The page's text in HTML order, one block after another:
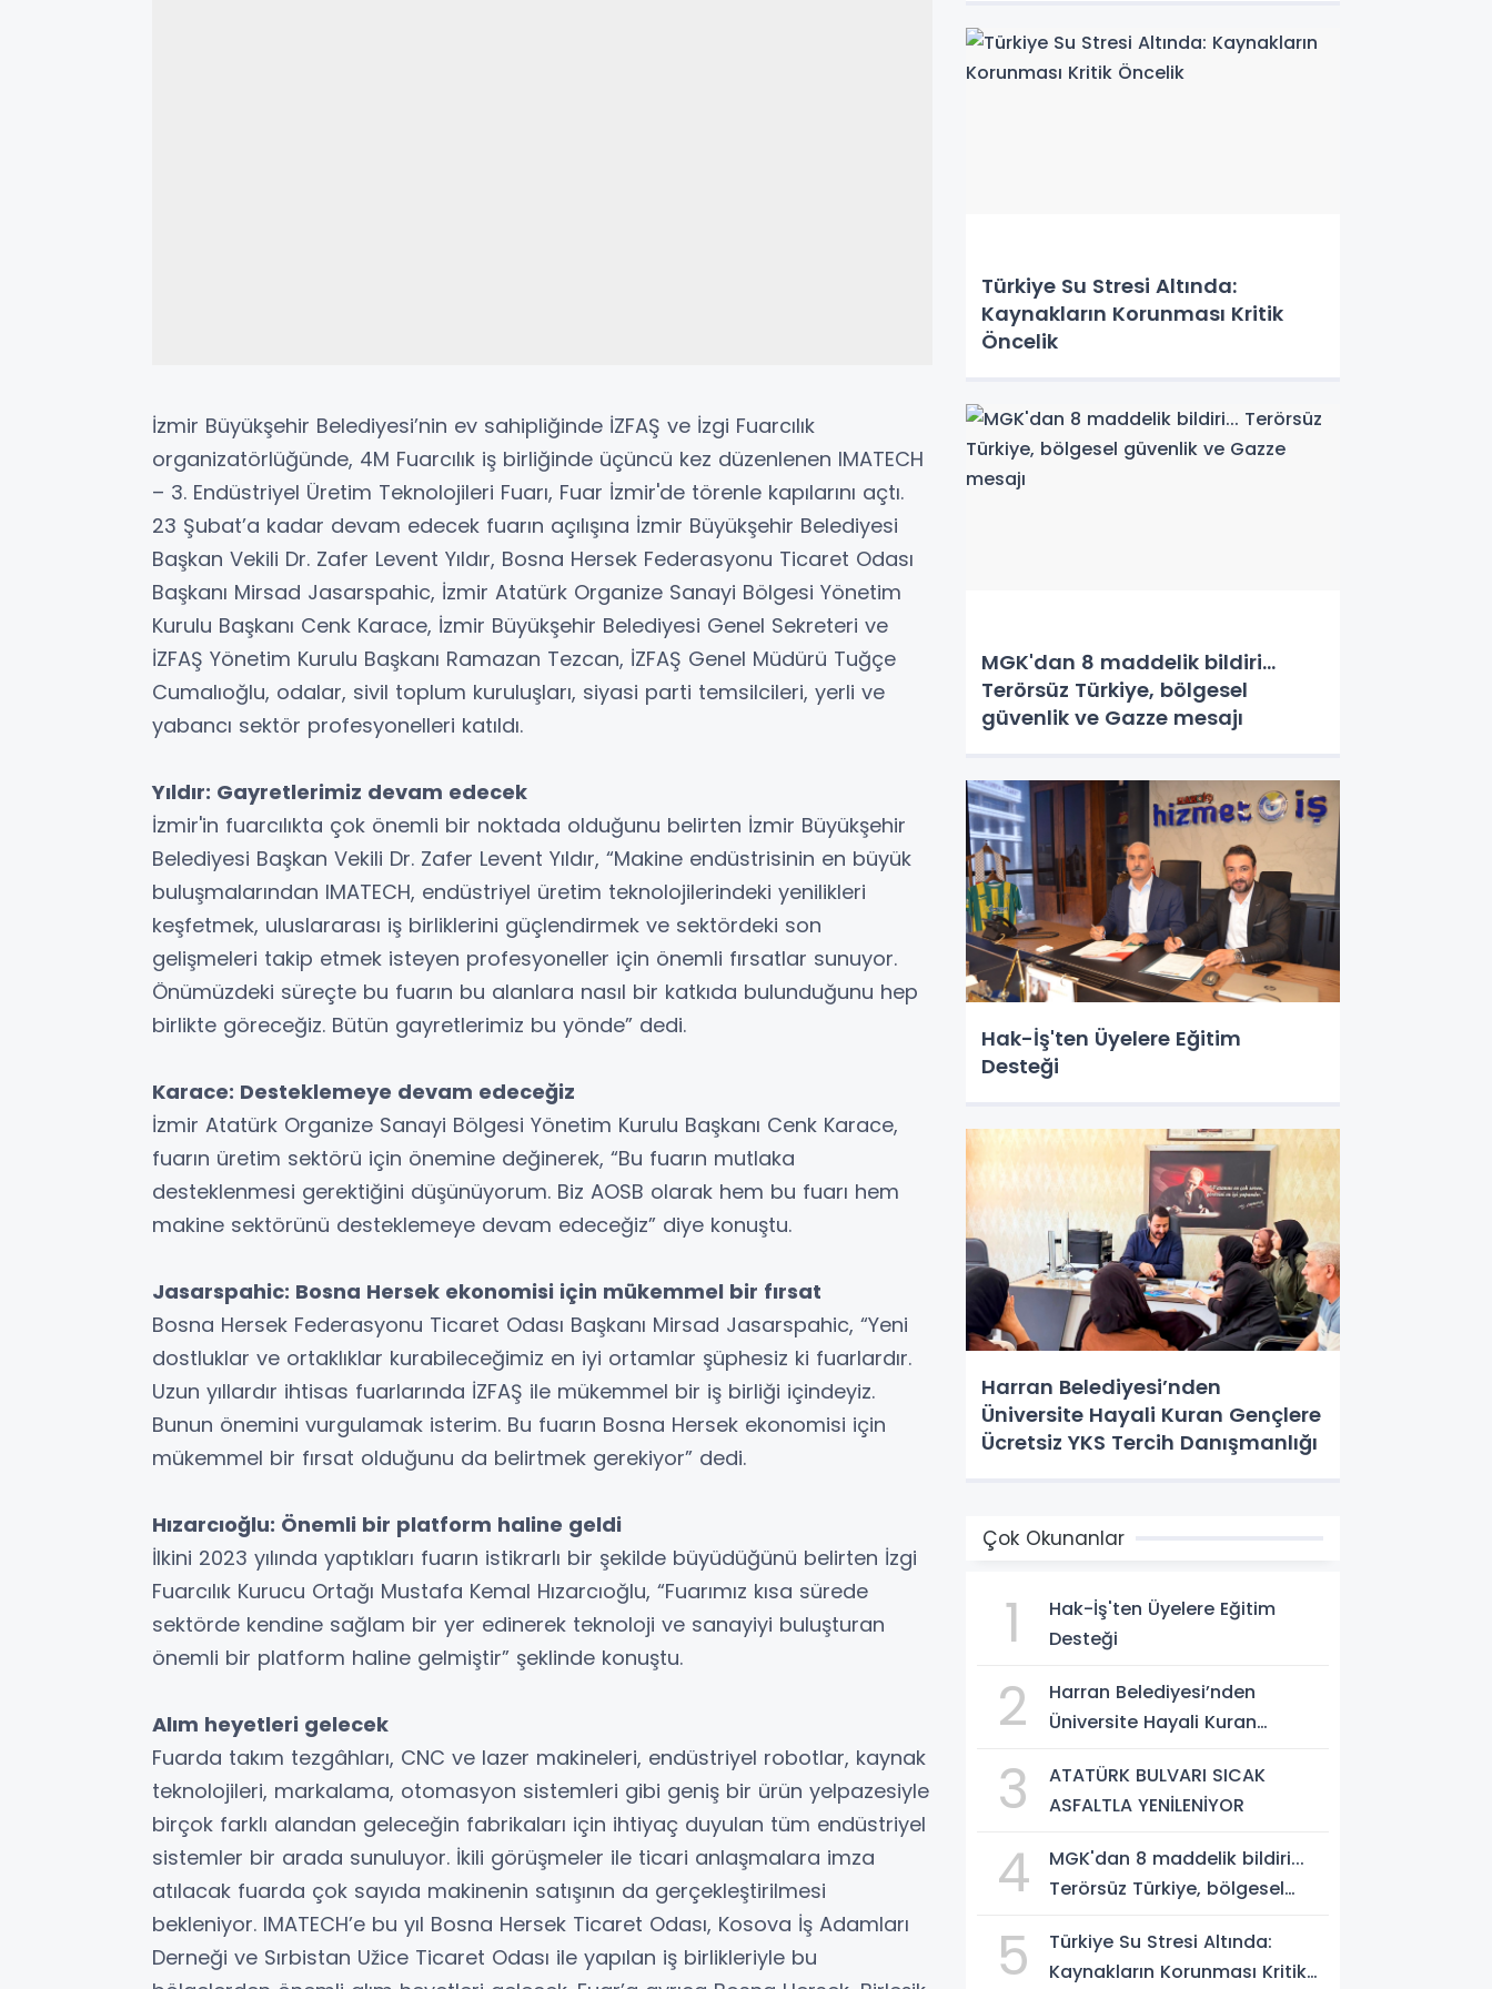
İzmir Büyükşehir Belediyesi’nin ev sahipliğinde İZFAŞ ve İzgi Fuarcılık
organizatörlüğünde, 4M Fuarcılık iş birliğinde üçüncü kez düzenlenen IMATECH
– 3. Endüstriyel Üretim Teknolojileri Fuarı, Fuar İzmir'de törenle kapılarını açtı.
23 Şubat’a kadar devam edecek fuarın açılışına İzmir Büyükşehir Belediyesi
Başkan Vekili Dr. Zafer Levent Yıldır, Bosna Hersek Federasyonu Ticaret Odası
Başkanı Mirsad Jasarspahic, İzmir Atatürk Organize Sanayi Bölgesi Yönetim
Kurulu Başkanı Cenk Karace, İzmir Büyükşehir Belediyesi Genel Sekreteri ve
İZFAŞ Yönetim Kurulu Başkanı Ramazan Tezcan, İZFAŞ Genel Müdürü Tuğçe
Cumalıoğlu, odalar, sivil toplum kuruluşları, siyasi parti temsilcileri, yerli ve
yabancı sektör profesyonelleri katıldı.
Yıldır: Gayretlerimiz devam edecek
İzmir'in fuarcılıkta çok önemli bir noktada olduğunu belirten İzmir Büyükşehir
Belediyesi Başkan Vekili Dr. Zafer Levent Yıldır, “Makine endüstrisinin en büyük
buluşmalarından IMATECH, endüstriyel üretim teknolojilerindeki yenilikleri
keşfetmek, uluslararası iş birliklerini güçlendirmek ve sektördeki son
gelişmeleri takip etmek isteyen profesyoneller için önemli fırsatlar sunuyor.
Önümüzdeki süreçte bu fuarın bu alanlara nasıl bir katkıda bulunduğunu hep
birlikte göreceğiz. Bütün gayretlerimiz bu yönde” dedi.
Karace: Desteklemeye devam edeceğiz
İzmir Atatürk Organize Sanayi Bölgesi Yönetim Kurulu Başkanı Cenk Karace,
fuarın üretim sektörü için önemine değinerek, “Bu fuarın mutlaka
desteklenmesi gerektiğini düşünüyorum. Biz AOSB olarak hem bu fuarı hem
makine sektörünü desteklemeye devam edeceğiz” diye konuştu.
Jasarspahic: Bosna Hersek ekonomisi için mükemmel bir fırsat
Bosna Hersek Federasyonu Ticaret Odası Başkanı Mirsad Jasarspahic, “Yeni
dostluklar ve ortaklıklar kurabileceğimiz en iyi ortamlar şüphesiz ki fuarlardır.
Uzun yıllardır ihtisas fuarlarında İZFAŞ ile mükemmel bir iş birliği içindeyiz.
Bunun önemini vurgulamak isterim. Bu fuarın Bosna Hersek ekonomisi için
mükemmel bir fırsat olduğunu da belirtmek gerekiyor” dedi.
Hızarcıoğlu: Önemli bir platform haline geldi
İlkini 2023 yılında yaptıkları fuarın istikrarlı bir şekilde büyüdüğünü belirten İzgi
Fuarcılık Kurucu Ortağı Mustafa Kemal Hızarcıoğlu, “Fuarımız kısa sürede
sektörde kendine sağlam bir yer edinerek teknoloji ve sanayiyi buluşturan
önemli bir platform haline gelmiştir” şeklinde konuştu.
Alım heyetleri gelecek
Fuarda takım tezgâhları, CNC ve lazer makineleri, endüstriyel robotlar, kaynak
teknolojileri, markalama, otomasyon sistemleri gibi geniş bir ürün yelpazesiyle
birçok farklı alandan geleceğin fabrikaları için ihtiyaç duyulan tüm endüstriyel
sistemler bir arada sunuluyor. İkili görüşmeler ile ticari anlaşmalara imza
atılacak fuarda çok sayıda makinenin satışının da gerçekleştirilmesi
bekleniyor. IMATECH’e bu yıl Bosna Hersek Ticaret Odası, Kosova İş Adamları
Derneği ve Sırbistan Užice Ticaret Odası ile yapılan iş birlikleriyle bu
Türkiye Su Stresi Altında:
Kaynakların Korunması Kritik
Öncelik
MGK'dan 8 maddelik bildiri...
Terörsüz Türkiye, bölgesel
güvenlik ve Gazze mesajı
Hak-İş'ten Üyelere Eğitim
Desteği
Harran Belediyesi’nden
Üniversite Hayali Kuran Gençlere
Ücretsiz YKS Tercih Danışmanlığı
Çok Okunanlar
1
Hak-İş'ten Üyelere Eğitim
Desteği
2
Harran Belediyesi’nden
Üniversite Hayali Kuran
Danışmanlığı
3
ATATÜRK BULVARI SICAK
ASFALTLA YENİLENİYOR
4
MGK'dan 8 maddelik bildiri...
Terörsüz Türkiye, bölgesel
5
Türkiye Su Stresi Altında:
Kaynakların Korunması Kritik